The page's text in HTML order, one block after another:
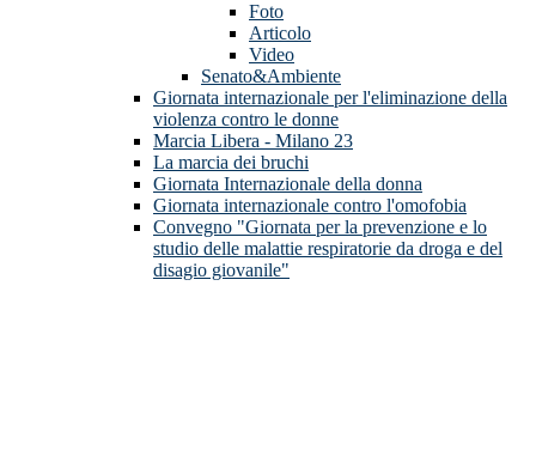
Foto
Articolo
Video
Senato&Ambiente
Giornata internazionale per l'eliminazione della
violenza contro le donne
Marcia Libera - Milano 23
La marcia dei bruchi
Giornata Internazionale della donna
Giornata internazionale contro l'omofobia
Convegno "Giornata per la prevenzione e lo
studio delle malattie respiratorie da droga e del
disagio giovanile"